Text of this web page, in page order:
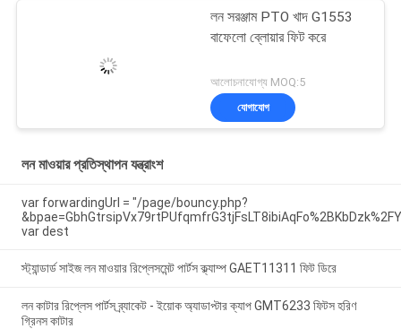
লন সরঞ্জাম PTO খাদ G1553
বাফেলো ব্লোয়ার ফিট করে
আলোচনাযোগ্য MOQ:5
যোগাযোগ
লন মাওয়ার প্রতিস্থাপন যন্ত্রাংশ
var forwardingUrl = "/page/bouncy.php?
var dest
স্ট্যান্ডার্ড সাইজ লন মাওয়ার রিপ্লেসমেন্ট পার্টস ক্ল্যাম্প GAET11311 ফিট ডিরে
লন কাটার রিপ্লেস পার্টস ব্র্যাকেট - ইয়োক অ্যাডাপ্টার ক্যাপ GMT6233 ফিটস হরিণ
গ্রিনস কাটার